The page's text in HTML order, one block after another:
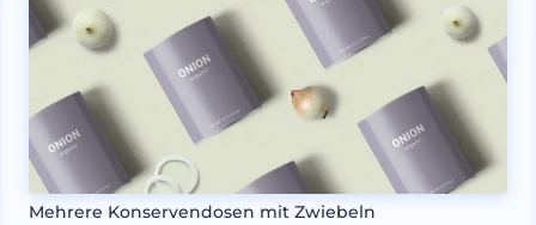
Mehrere Konservendosen mit Zwiebeln